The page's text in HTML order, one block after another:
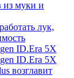
из муки и
лук,
ID.Era 5X
ID.Era 5X
возглавит